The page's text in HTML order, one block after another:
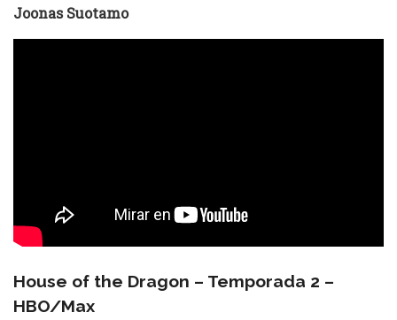
Joonas Suotamo
House of the Dragon – Temporada 2 –
HBO/Max